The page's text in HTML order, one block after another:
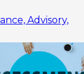
Advisory,